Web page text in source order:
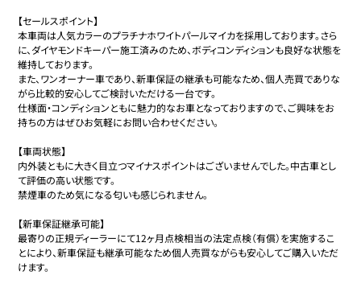
【セールスポイント】
本車両は人気カラーのプラチナホワイトパールマイカを採用しております。さら
に、ダイヤモンドキーパー施工済みのため、ボディコンディションも良好な状態を
維持しております。
また、ワンオーナー車であり、新車保証の継承も可能なため、個人売買でありな
がら比較的安心してご検討いただける一台です。
仕様面・コンディションともに魅力的なお車となっておりますので、ご興味をお
持ちの方はぜひお気軽にお問い合わせください。
【車両状態】
内外装ともに大きく目立つマイナスポイントはございませんでした。中古車とし
て評価の高い状態です。
禁煙車のため気になる匂いも感じられません。
【新車保証継承可能】
最寄りの正規ディーラーにて12ヶ月点検相当の法定点検（有償）を実施するこ
とにより、新車保証も継承可能なため個人売買ながらも安心してご購入いただ
けます。